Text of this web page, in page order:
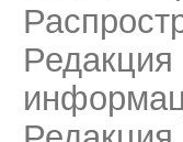
Редакция